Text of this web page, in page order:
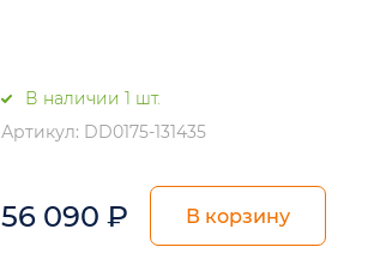
В наличии 1 шт.
Артикул: DD0175-131435
56 090 ₽ В корзину